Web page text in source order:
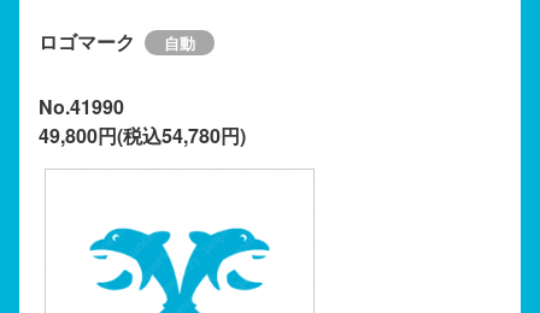
ロゴマーク
No.41990
49,800円(税込54,780円)